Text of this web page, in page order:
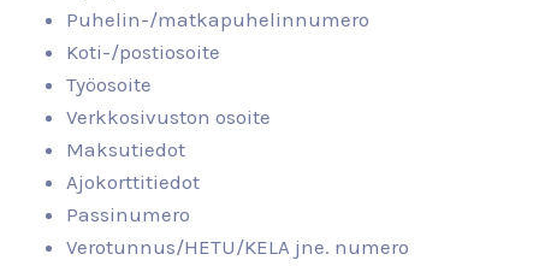
Puhelin-/matkapuhelinnumero
Koti-/postiosoite
Työosoite
Verkkosivuston osoite
Maksutiedot
Ajokorttitiedot
Passinumero
Verotunnus/HETU/KELA jne. numero